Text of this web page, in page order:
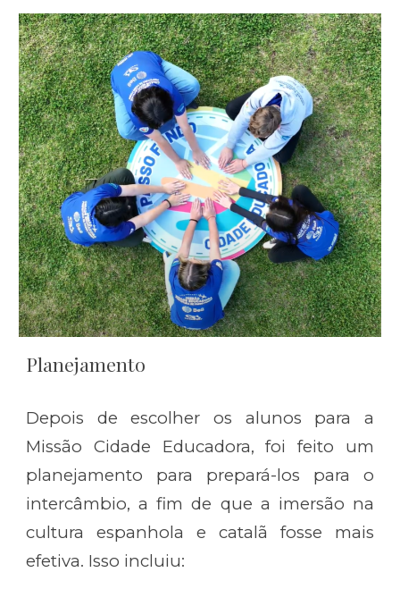
Planejamento
Depois de escolher os alunos para a
Missão Cidade Educadora, foi feito um
planejamento para prepará-los para o
intercâmbio, a fim de que a imersão na
cultura espanhola e catalã fosse mais
efetiva. Isso incluiu: